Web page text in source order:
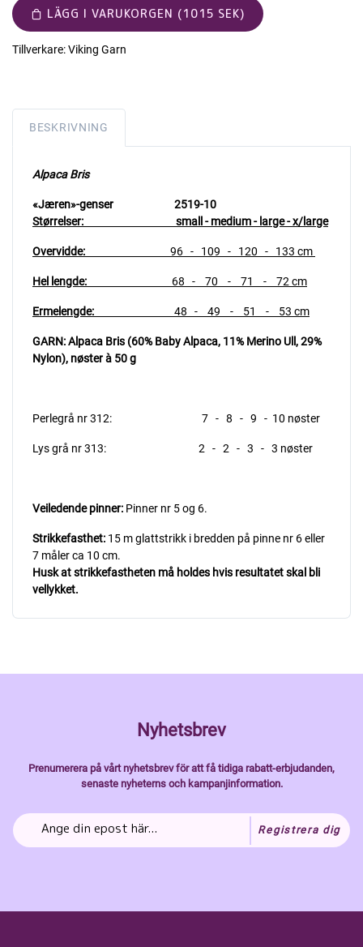
LÄGG I VARUKORGEN (1015 SEK)
Tillverkare:Viking Garn
BESKRIVNING
Alpaca Bris
«Jæren»-genser 2519-10
Størrelser: small - medium - large - x/large
Overvidde: 96 - 109 - 120 - 133 cm
Hel lengde: 68 - 70 - 71 - 72 cm
Ermelengde: 48 - 49 - 51 - 53 cm
GARN: Alpaca Bris (60% Baby Alpaca, 11% Merino Ull, 29%
Nylon), nøster à 50 g
Perlegrå nr 312: 7 - 8 - 9 - 10 nøster
Lys grå nr 313: 2 - 2 - 3 - 3 nøster
Veiledende pinner: Pinner nr 5 og 6.
Strikkefasthet: 15 m glattstrikk i bredden på pinne nr 6 eller
7 måler ca 10 cm.
Husk at strikkefastheten må holdes hvis resultatet skal bli
vellykket.
Nyhetsbrev
Prenumerera på vårt nyhetsbrev för att få tidiga rabatt-erbjudanden,
senaste nyheterns och kampanjinformation.
Registrera dig